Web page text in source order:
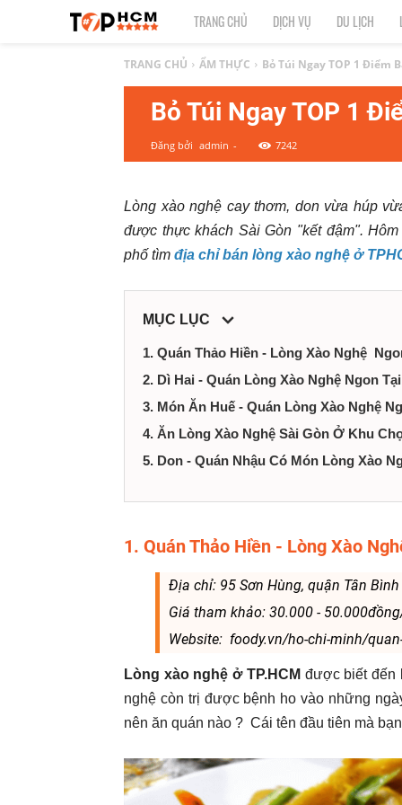
TOP
1
HCM
|
địa
dịch
tại
Thành
Hồ
Chí
TRANG CHỦ DỊCH VỤ DU LỊCH
TRANG CHỦ ẨM THỰC Bỏ Túi Ngay TOP 1 Điểm
Bỏ Túi Ngay TOP 1
Đăng bởi admin - 7242
Lòng xào nghệ cay thơm, don vừa húp
được thực khách Sài Gòn "kết đậm".
phố tìm địa chỉ bán lòng xào nghệ ở
MỤC LỤC
1. Quán Thảo Hiền - Lòng Xào Nghệ
2. Dì Hai - Quán Lòng Xào Nghệ Ngon
3. Món Ăn Huế - Quán Lòng Xào Nghệ
4. Ăn Lòng Xào Nghệ Sài Gòn Ở Khu
5. Don - Quán Nhậu Có Món Lòng Xào
1. Quán Thảo Hiền - Lòng Xào
Địa chỉ: 95 Sơn Hùng, quận Tân
Giá tham khảo: 30.000 -
Website: foody.vn/ho-chi-minh/
Lòng xào nghệ ở TP.HCM được biết đến
nghệ còn trị được bệnh ho vào những
nên ăn quán nào ? Cái tên đầu tiên mà